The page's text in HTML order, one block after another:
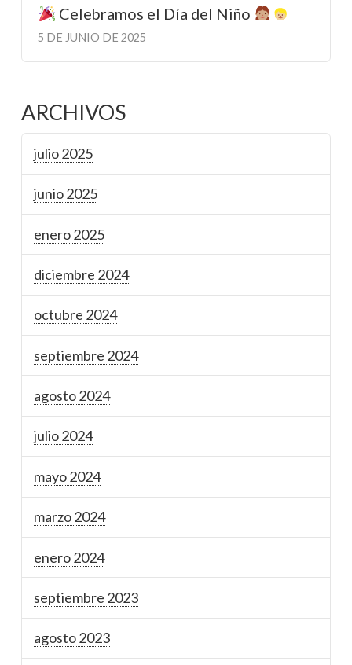
Celebramos el Día del Niño
5 DE JUNIO DE 2025
ARCHIVOS
julio 2025
junio 2025
enero 2025
diciembre 2024
octubre 2024
septiembre 2024
agosto 2024
julio 2024
mayo 2024
marzo 2024
enero 2024
septiembre 2023
agosto 2023